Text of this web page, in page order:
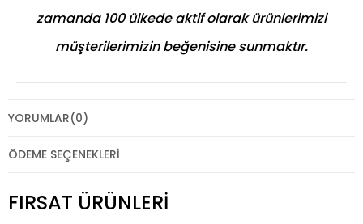
zamanda 100 ülkede aktif olarak ürünlerimizi
müşterilerimizin beğenisine sunmaktır.
YORUMLAR(0)
ÖDEME SEÇENEKLERI
FIRSAT ÜRÜNLERI